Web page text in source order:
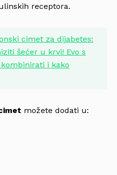
receptora.
cimet za dijabetes:
šećer u krvi! Evo s
i kako
možete dodati u: